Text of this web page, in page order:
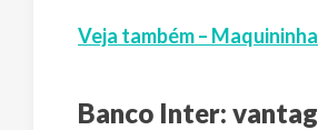
Veja também –
Banco Inter: